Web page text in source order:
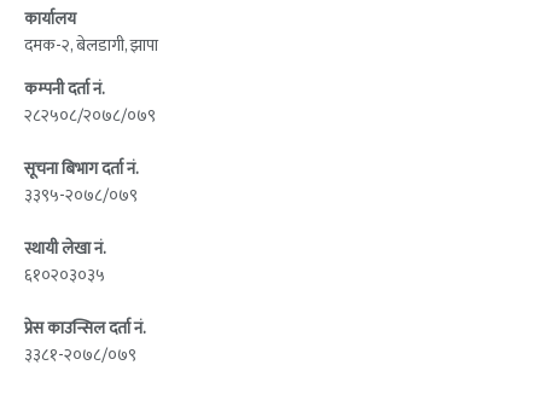
कार्यालय
दमक-२, बेलडागी, झापा
कम्पनी दर्ता नं.
२८२५०८/२०७८/०७९
सूचना बिभाग दर्ता नं.
३३९५-२०७८/०७९
स्थायी लेखा नं.
६१०२०३०३५
प्रेस काउन्सिल दर्ता नं.
३३८१-२०७८/०७९